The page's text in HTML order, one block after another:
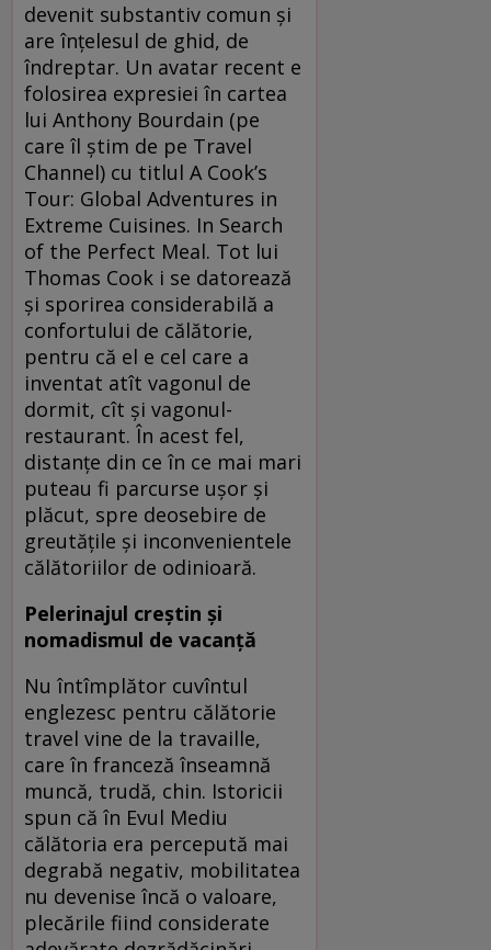
devenit substantiv comun şi
are înţelesul de ghid, de
îndreptar. Un avatar recent e
folosirea expresiei în cartea
lui Anthony Bourdain (pe
care îl ştim de pe Travel
Channel) cu titlul A Cook’s
Tour: Global Adventures in
Extreme Cuisines. In Search
of the Perfect Meal. Tot lui
Thomas Cook i se datorează
şi sporirea considerabilă a
confortului de călătorie,
pentru că el e cel care a
inventat atît vagonul de
dormit, cît şi vagonul-
restaurant. În acest fel,
distanţe din ce în ce mai mari
puteau fi parcurse uşor şi
plăcut, spre deosebire de
greutăţile şi inconvenientele
călătoriilor de odinioară.
Pelerinajul creştin şi
nomadismul de vacanţă
Nu întîmplător cuvîntul
englezesc pentru călătorie
travel vine de la travaille,
care în franceză înseamnă
muncă, trudă, chin. Istoricii
spun că în Evul Mediu
călătoria era percepută mai
degrabă negativ, mobilitatea
nu devenise încă o valoare,
plecările fiind considerate